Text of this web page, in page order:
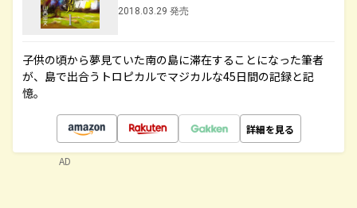
2018.03.29 発売
子供の頃から夢見ていた南の島に滞在することになった筆者
が、島で出合うトロピカルでマジカルな45日間の記録と記
憶。
詳細を見る
AD